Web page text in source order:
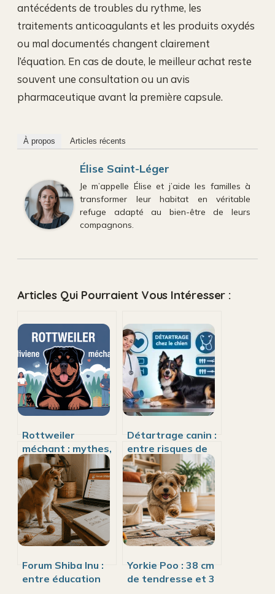
antécédents de troubles du rythme, les
traitements anticoagulants et les produits oxydés
ou mal documentés changent clairement
l’équation. En cas de doute, le meilleur achat reste
souvent une consultation ou un avis
pharmaceutique avant la première capsule.
À propos Articles récents
Élise Saint-Léger
Je m’appelle Élise et j’aide les familles à
transformer leur habitat en véritable
refuge adapté au bien-être de leurs
compagnons.
Articles Qui Pourraient Vous Intéresser :
Rottweiler
méchant : mythes,
dangers réels et
comportements à
comprendre
Détartrage canin :
entre risques de
l’anesthésie et
nécessité
médicale
Forum Shiba Inu :
entre éducation
Yorkie Poo : 38 cm
de tendresse et 3